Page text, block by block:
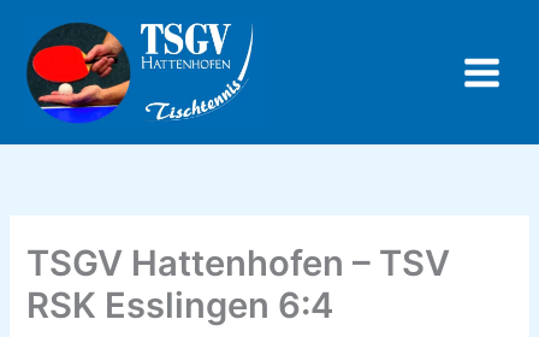
Inhalt
springen
TSGV Hattenhofen – TSV
RSK Esslingen 6:4